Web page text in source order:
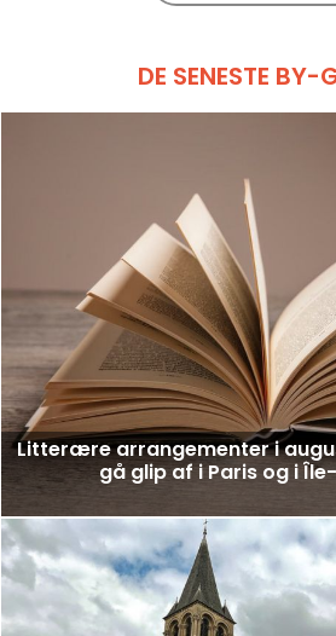
DE SENESTE BY-
Litterære arrangementer i
gå glip af i Paris og i